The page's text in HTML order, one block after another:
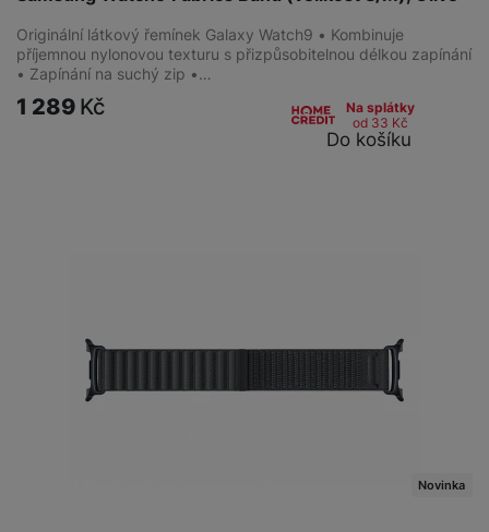
Originální látkový řemínek Galaxy Watch9 • Kombinuje
příjemnou nylonovou texturu s přizpůsobitelnou délkou zapínání
• Zapínání na suchý zip •…
1 289 Kč
Na splátky
od 33 Kč
Do košíku
Novinka